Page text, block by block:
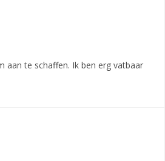
aan te schaffen. Ik ben erg vatbaar